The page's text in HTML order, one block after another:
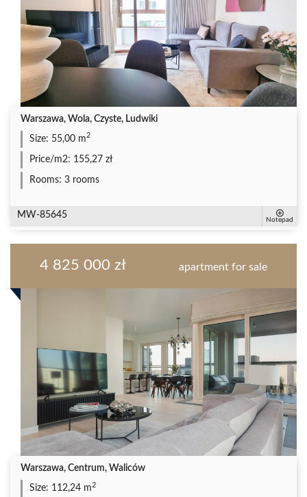
Warszawa, Wola, Czyste, Ludwiki
Size: 55,00 m2
Price/m2: 155,27 zł
Rooms: 3 rooms
MW-85645
Notepad
4 825 000 zł apartment for sale
Warszawa, Centrum, Waliców
Size: 112,24 m2